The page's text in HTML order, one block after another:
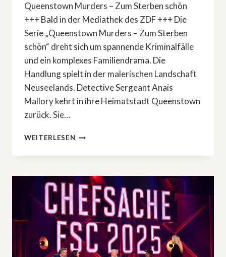
Queenstown Murders – Zum Sterben schön
+++ Bald in der Mediathek des ZDF +++ Die
Serie „Queenstown Murders – Zum Sterben
schön“ dreht sich um spannende Kriminalfälle
und ein komplexes Familiendrama. Die
Handlung spielt in der malerischen Landschaft
Neuseelands. Detective Sergeant Anais
Mallory kehrt in ihre Heimatstadt Queenstown
zurück. Sie…
WEITERLESEN KRIMI-
TV-
»QUEENSTOWN
MURDERS«